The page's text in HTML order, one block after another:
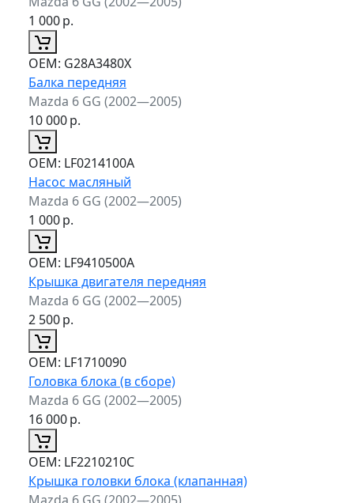
1 000р.
ОЕМ: G28A3480X
Балка передняя
Mazda 6 GG (2002—2005)
10 000р.
ОЕМ: LF0214100A
Насос масляный
Mazda 6 GG (2002—2005)
1 000р.
ОЕМ: LF9410500A
Крышка двигателя передняя
Mazda 6 GG (2002—2005)
2 500р.
ОЕМ: LF1710090
Головка блока (в сборе)
Mazda 6 GG (2002—2005)
16 000р.
ОЕМ: LF2210210C
Крышка головки блока (клапанная)